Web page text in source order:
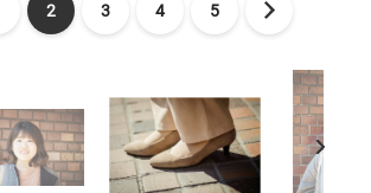
2 3 4 5